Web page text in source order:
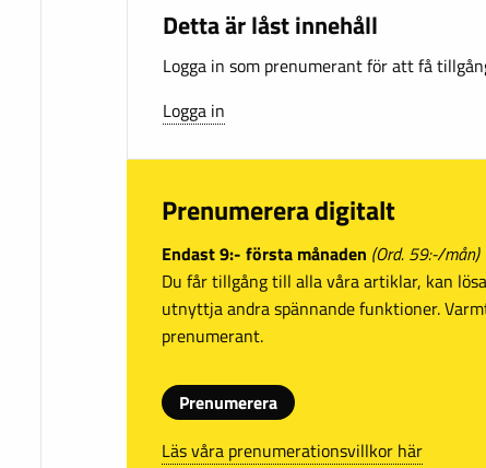
Detta är låst innehåll
Logga in som prenumerant för att få
Logga in
Prenumerera digitalt
Endast 9:- första månaden (Ord. 59:-/mån)
Du får tillgång till alla våra artiklar, kan
utnyttja andra spännande funktioner.
prenumerant.
Prenumerera
Läs våra prenumerationsvillkor här